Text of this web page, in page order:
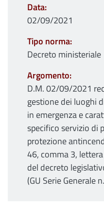
Data
02/09/2021
Tipo norma
Decreto ministeriale
Argomento
D.M. 02/09/2021
gestione dei luoghi
in emergenza e
specifico servizio di
protezione
46, comma 3,
del decreto
(GU Serie Generale